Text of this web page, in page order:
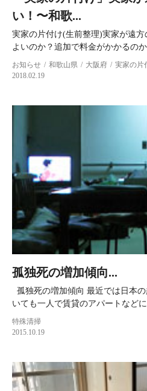
い！〜和歌...
実家の片付け(生前整理)実家が遠
よいのか？追加で料金がかかるの
お知らせ 和歌山県 大阪府 実家の片
2018.02.19
孤独死の増加傾向...
孤独死の増加傾向 最近では日本
いても一人で賃貸のアパートなど
特殊清掃
2015.10.19